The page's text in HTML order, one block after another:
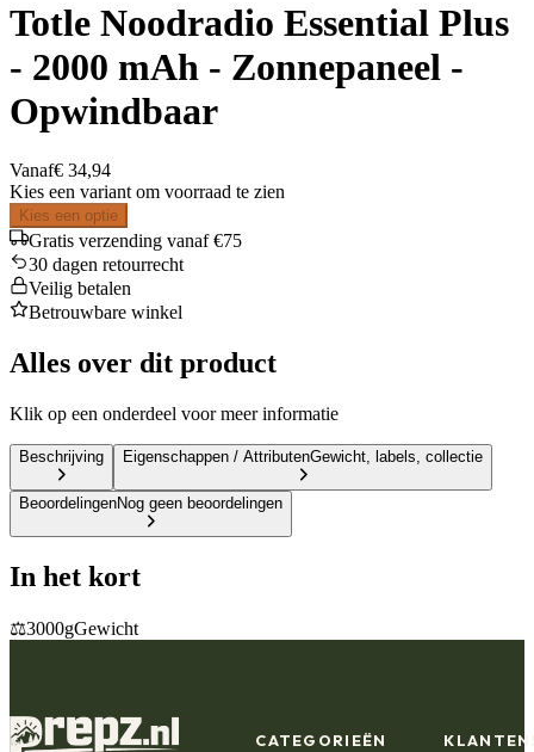
Totle Noodradio Essential Plus
- 2000 mAh - Zonnepaneel -
Opwindbaar
Vanaf€ 34,94
Kies een variant om voorraad te zien
Kies een optie
Gratis verzending vanaf €75
30 dagen retourrecht
Veilig betalen
Betrouwbare winkel
Alles over dit product
Klik op een onderdeel voor meer informatie
Beschrijving Eigenschappen / AttributenGewicht, labels, collectie
BeoordelingenNog geen beoordelingen
In het kort
⚖️3000gGewicht
CATEGORIEËN